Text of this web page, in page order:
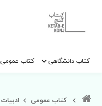
کتاب دانشگاهی کتاب عمومی
کتاب عمومی ادبیات